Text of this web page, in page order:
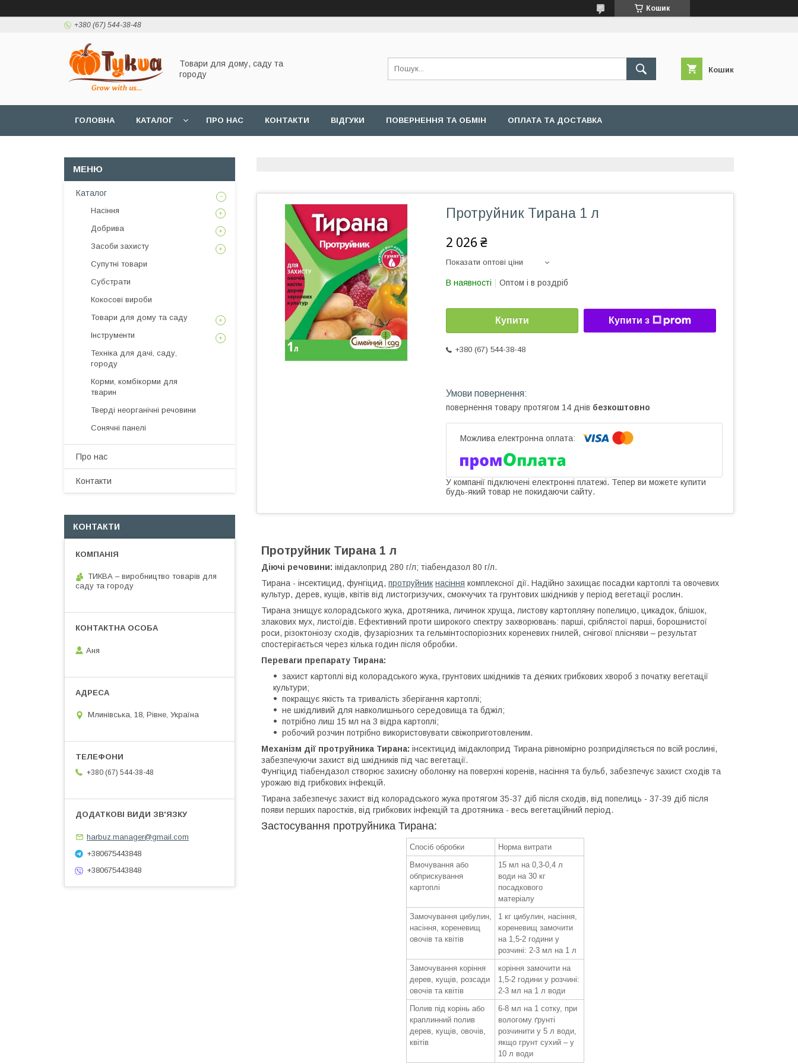
Кошик
+380 (67) 544-38-48
Товари для дому, саду та
городу
Кошик
ГОЛОВНА КАТАЛОГ ПРО НАС КОНТАКТИ ВІДГУКИ ПОВЕРНЕННЯ ТА ОБМІН ОПЛАТА ТА ДОСТАВКА
Протруйник Тирана 1 л
2 026 ₴
Показати оптові ціни
В наявності Оптом і в роздріб
Купити Купити з
+380 (67) 544-38-48
повернення товару протягом 14 днів безкоштовно
У компанії підключені електронні платежі. Тепер ви можете купити
будь-який товар не покидаючи сайту.
Протруйник Тирана 1 л
Діючі речовини: імідаклоприд 280 г/л; тіабендазол 80 г/л.
Тирана - інсектицид, фунгіцид, протруйник насіння комплексної дії. Надійно захищає посадки картоплі та овочевих
культур, дерев, кущів, квітів від листогризучих, смокчучих та грунтових шкідників у період вегетації рослин.
Тирана знищує колорадського жука, дротяника, личинок хруща, листову картопляну попелицю, цикадок, блішок,
злакових мух, листоїдів. Ефективний проти широкого спектру захворювань: парші, сріблястої парші, борошнистої
роси, різоктоніозу сходів, фузаріозних та гельмінтоспоріозних кореневих гнилей, снігової плісняви ​​– результат
спостерігається через кілька годин після обробки.
Переваги препарату Тирана:
захист картоплі від колорадського жука, грунтових шкідників та деяких грибкових хвороб з початку вегетації
культури;
покращує якість та тривалість зберігання картоплі;
не шкідливий для навколишнього середовища та бджіл;
потрібно лиш 15 мл на 3 відра картоплі;
робочий розчин потрібно використовувати свіжоприготовленим.
Механізм дії протруйника Тирана: інсектицид імідаклоприд Тирана рівномірно розприділяється по всій рослині,
забезпечуючи захист від шкідників під час вегетації.
Фунгіцид тіабендазол створює захисну оболонку на поверхні коренів, насіння та бульб, забезпечує захист сходів та
урожаю від грибкових інфекцій.
Тирана забезпечує захист від колорадського жука протягом 35-37 діб після сходів, від попелиць - 37-39 діб після
появи перших паростків, від грибкових інфекцій та дротяника - весь вегетаційний період.
Застосування протруйника Тирана:
Спосіб обробки
Норма витрати
Вмочування або
обприскування
картоплі
15 мл на 0,3-0,4 л
води на 30 кг
посадкового
матеріалу
Замочування цибулин,
насіння, кореневищ
овочів та квітів
1 кг цибулин, насіння,
кореневищ замочити
на 1,5-2 години у
розчині: 2-3 мл на 1 л
Замочування коріння
дерев, кущів, розсади
овочів та квітів
коріння замочити на
1,5-2 години у розчині:
2-3 мл на 1 л води
Полив під корінь або
краплинний полив
дерев, кущів, овочів,
квітів
6-8 мл на 1 сотку, при
вологому ґрунті
розчинити у 5 л води,
якщо грунт сухий – у
10 л води
Каталог
Насіння
Добрива
Засоби захисту
Супутні товари
Субстрати
Кокосові вироби
Товари для дому та саду
Інструменти
Техніка для дачі, саду,
городу
Корми, комбікорми для
тварин
Тверді неорганічні речовини
Сонячні панелі
Про нас
Контакти
КОНТАКТИ
ТИКВА – виробництво товарів для
саду та городу
Аня
Млинівська, 18, Рівне, Україна
+380 (67) 544-38-48
harbuz.manager@gmail.com
+380675443848
+380675443848